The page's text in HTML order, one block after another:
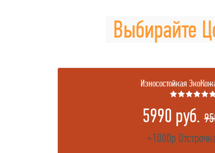
Выбирайте
Износостойкая
5990 руб.
+1000р